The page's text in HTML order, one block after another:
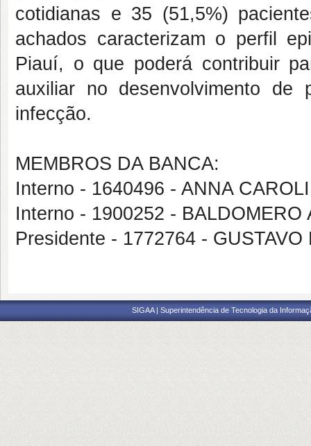
cotidianas e 35 (51,5%)
achados caracterizam o perfil
Piauí, o que poderá contribuir
auxiliar no desenvolvimento
infecção.
MEMBROS DA BANCA:
Interno - 1640496 - ANNA
Interno - 1900252 - BALDOMERO
Presidente - 1772764 -
SIGAA | Superintendência de Tecnologia da